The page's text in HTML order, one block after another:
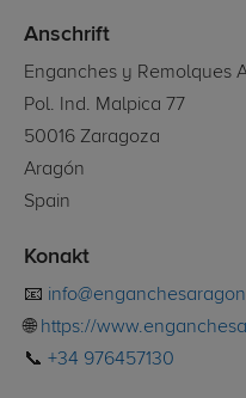
Anschrift
Enganches y Remolques
Pol. Ind. Malpica 77
50016 Zaragoza
Aragón
Spain
Konakt
📧
🌐 https://
📞 +34 976457130